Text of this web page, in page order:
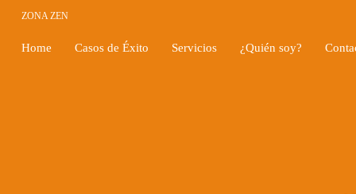
ZONA ZEN
Home Casos de Éxito Servicios ¿Quién soy?